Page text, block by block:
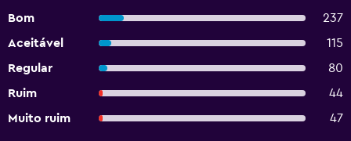
Bom
237
Aceitável
115
Regular
80
Ruim
44
Muito ruim
47